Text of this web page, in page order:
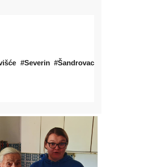
#Severin #Šandrovac